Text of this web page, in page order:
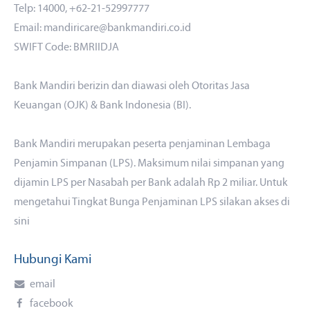
Telp: 14000, +62-21-52997777
Email: mandiricare@bankmandiri.co.id
SWIFT Code: BMRIIDJA
Bank Mandiri berizin dan diawasi oleh Otoritas Jasa
Keuangan (OJK) & Bank Indonesia (BI).
Bank Mandiri merupakan peserta penjaminan Lembaga
Penjamin Simpanan (LPS). Maksimum nilai simpanan yang
dijamin LPS per Nasabah per Bank adalah Rp 2 miliar. Untuk
mengetahui Tingkat Bunga Penjaminan LPS silakan aksesdi
sini
Hubungi Kami
email
facebook